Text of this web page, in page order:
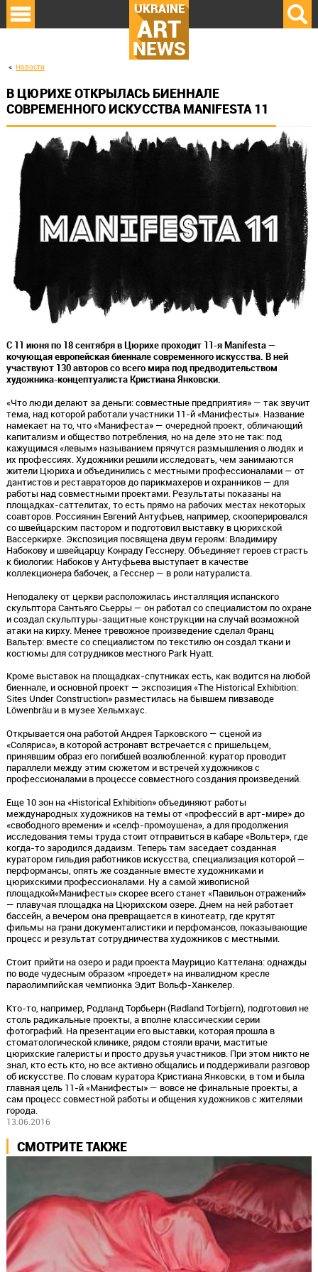
UKRAINE
ART
NEWS
Новости
В ЦЮРИХЕ ОТКРЫЛАСЬ БИЕННАЛЕ
СОВРЕМЕННОГО ИСКУССТВА MANIFESTA 11
С 11 июня по 18 сентября в Цюрихе проходит 11-я Manifesta —
кочующая европейская биеннале современного искусства. В ней
участвуют 130 авторов со всего мира под предводительством
художника-концептуалиста Кристиана Янковски.
«Что люди делают за деньги: совместные предприятия» — так звучит
тема, над которой работали участники 11-й «Манифесты». Название
намекает на то, что «Манифеста» — очередной проект, обличающий
капитализм и общество потребления, но на деле это не так: под
кажущимся «левым» называнием прячутся размышления о людях и
их профессиях. Художники решили исследовать, чем занимаются
жители Цюриха и объединились с местными профессионалами — от
дантистов и реставраторов до парикмахеров и охранников — для
работы над совместными проектами. Результаты показаны на
площадках-саттелитах, то есть прямо на рабочих местах некоторых
соавторов. Россиянин Евгений Антуфьев, например, скооперировался
со швейцарским пастором и подготовил выставку в цюрихской
Вассеркирхе. Экспозиция посвящена двум героям: Владимиру
Набокову и швейцарцу Конраду Гесснеру. Объединяет героев страсть
к биологии: Набоков у Антуфьева выступает в качестве
коллекционера бабочек, а Гесснер — в роли натуралиста.
Неподалеку от церкви расположилась инсталляция испанского
скульптора Сантьяго Сьерры — он работал со специалистом по охране
и создал скульптуры-защитные конструкции на случай возможной
атаки на кирху. Менее тревожное произведение сделал Франц
Вальтер: вместе со специалистом по текстилю он создал ткани и
костюмы для сотрудников местного Park Hyatt.
Кроме выставок на площадках-спутниках есть, как водится на любой
биеннале, и основной проект — экспозиция «The Historical Exhibition:
Sites Under Construction» разместилась на бывшем пивзаводе
Löwenbräu и в музее Хельмхаус.
Открывается она работой Андрея Тарковского — сценой из
«Соляриса», в которой астронавт встречается с пришельцем,
принявшим образ его погибшей возлюбленной: куратор проводит
параллели между этим сюжетом и встречей художников с
профессионалами в процессе совместного создания произведений.
Еще 10 зон на «Historical Exhibition» объединяют работы
международных художников на темы от «профессий в арт-мире» до
«свободного времени» и «селф-промоушена», а для продолжения
исследования темы труда стоит отправиться в кабаре «Вольтер», где
когда-то зародился дадаизм. Теперь там заседает созданная
куратором гильдия работников искусства, специализация которой —
перформансы, опять же созданные вместе художниками и
цюрихскими профессионалами. Ну а самой живописной
площадкой«Манифесты» скорее всего станет «Павильон отражений»
— плавучая площадка на Цюрихском озере. Днем на ней работает
бассейн, а вечером она превращается в кинотеатр, где крутят
фильмы на грани документалистики и перфомансов, показывающие
процесс и результат сотрудничества художников с местными.
Стоит прийти на озеро и ради проекта Маурицио Каттелана: однажды
по воде чудесным образом «проедет» на инвалидном кресле
параолимпийская чемпионка Эдит Вольф-Ханкелер.
Кто-то, например, Родланд Торбьерн (Rødland Torbjørn), подготовил не
столь радикальные проекты, а вполне классическии серии
фотографий. На презентации его выставки, которая прошла в
стоматологической клинике, рядом стояли врачи, маститые
цюрихские галеристы и просто друзья участников. При этом никто не
знал, кто есть кто, но все активно общались и поддерживали разговор
об искусстве. По словам куратора Кристиана Янковски, в том и была
главная цель 11-й «Манифесты» — вовсе не финальные проекты, а
сам процесс совместной работы и общения художников с жителями
города.
13.06.2016
СМОТРИТЕ ТАКЖЕ